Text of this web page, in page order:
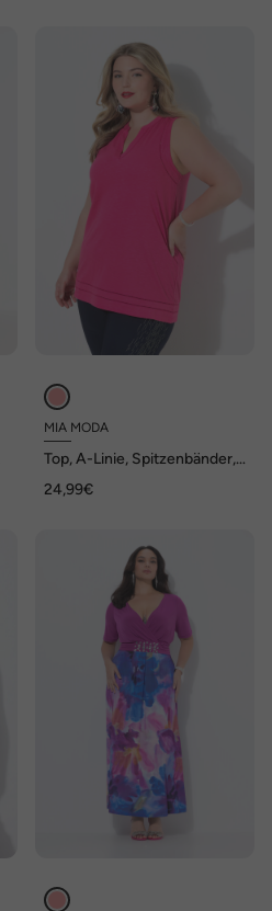
MIA MODA
Top, A-Linie, Spitzenbänder,
24,99€